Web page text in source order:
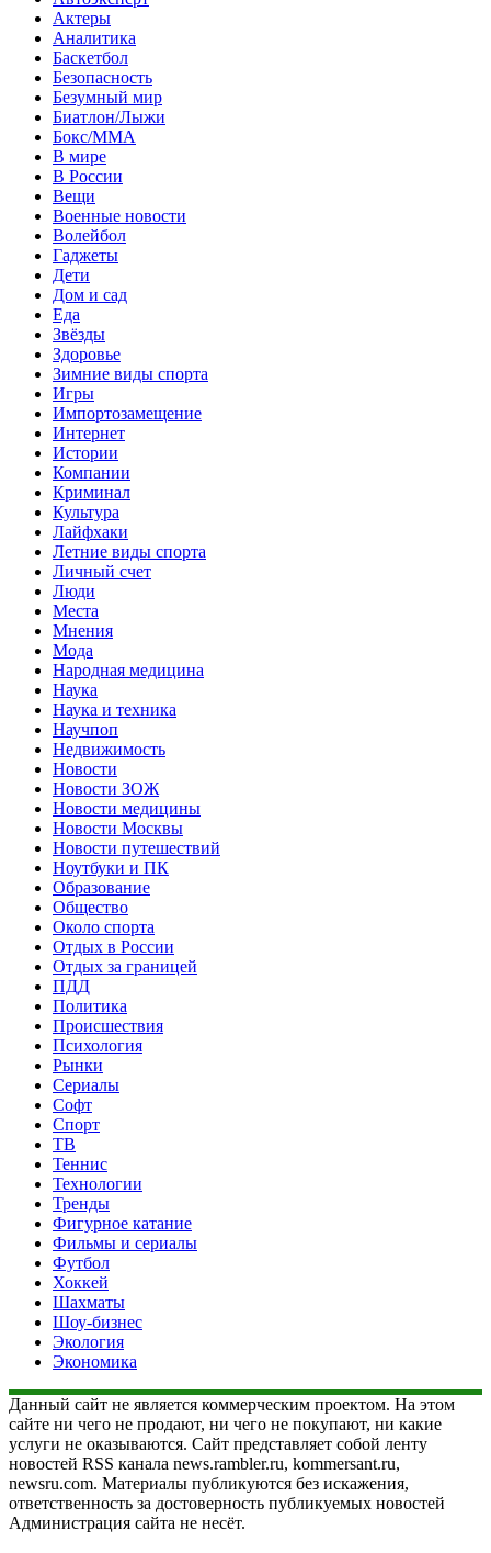
Актеры
Аналитика
Баскетбол
Безопасность
Безумный мир
Биатлон/Лыжи
Бокс/MMA
В мире
В России
Вещи
Военные новости
Волейбол
Гаджеты
Дети
Дом и сад
Еда
Звёзды
Здоровье
Зимние виды спорта
Игры
Импортозамещение
Интернет
Истории
Компании
Криминал
Культура
Лайфхаки
Летние виды спорта
Личный счет
Люди
Места
Мнения
Мода
Народная медицина
Наука
Наука и техника
Научпоп
Недвижимость
Новости
Новости ЗОЖ
Новости медицины
Новости Москвы
Новости путешествий
Ноутбуки и ПК
Образование
Общество
Около спорта
Отдых в России
Отдых за границей
ПДД
Политика
Происшествия
Психология
Рынки
Сериалы
Софт
Спорт
ТВ
Теннис
Технологии
Тренды
Фигурное катание
Фильмы и сериалы
Футбол
Хоккей
Шахматы
Шоу-бизнес
Экология
Экономика
Данный сайт не является коммерческим проектом. На этом
сайте ни чего не продают, ни чего не покупают, ни какие
услуги не оказываются. Сайт представляет собой ленту
новостей RSS канала news.rambler.ru, kommersant.ru,
newsru.com. Материалы публикуются без искажения,
ответственность за достоверность публикуемых новостей
Администрация сайта не несёт.